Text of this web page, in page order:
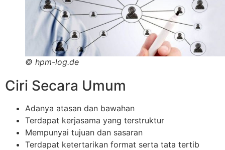
© hpm-log.de
Ciri Secara Umum
Adanya atasan dan bawahan
Terdapat kerjasama yang terstruktur
Mempunyai tujuan dan sasaran
Terdapat ketertarikan format serta tata tertib